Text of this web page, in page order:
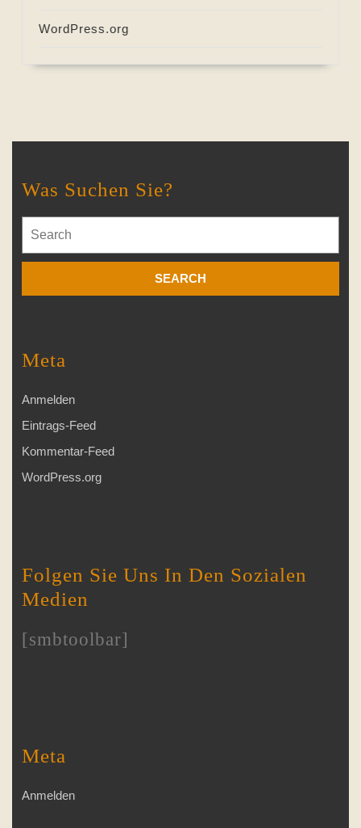
WordPress.org
Was Suchen Sie?
for:
Meta
Anmelden
Eintrags-Feed
Kommentar-Feed
WordPress.org
Folgen Sie Uns In Den Sozialen
Medien
[smbtoolbar]
Meta
Anmelden